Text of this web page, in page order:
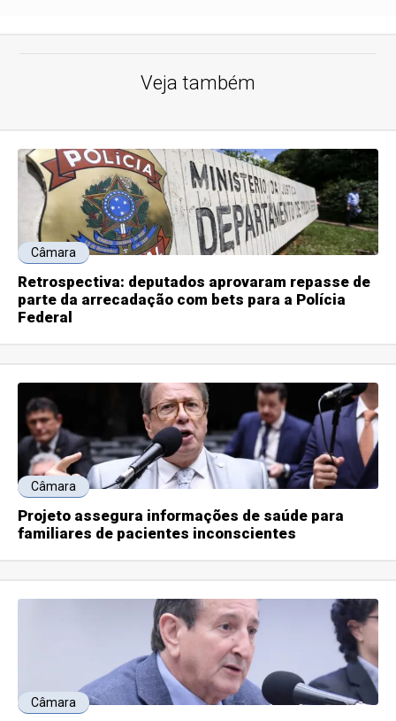
Veja também
Câmara
Retrospectiva: deputados aprovaram repasse de
parte da arrecadação com bets para a Polícia
Federal
Câmara
Projeto assegura informações de saúde para
familiares de pacientes inconscientes
Câmara